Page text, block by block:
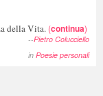
della Vita. (continua)
--Pietro Colucciello
in Poesie personali